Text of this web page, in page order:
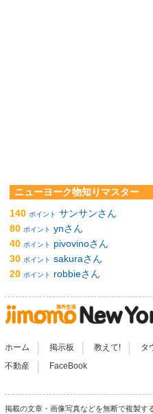
ニューヨーク物知りマスター
140 ポイント サンサンさん
80 ポイント ynさん
40 ポイント
pivovinoさん
30 ポイント sakuraさん
20 ポイント robbieさん
ホーム 掲示板 教えて! タ
不動産 FaceBook
掲載の文章・画像写真などを無断で複製す